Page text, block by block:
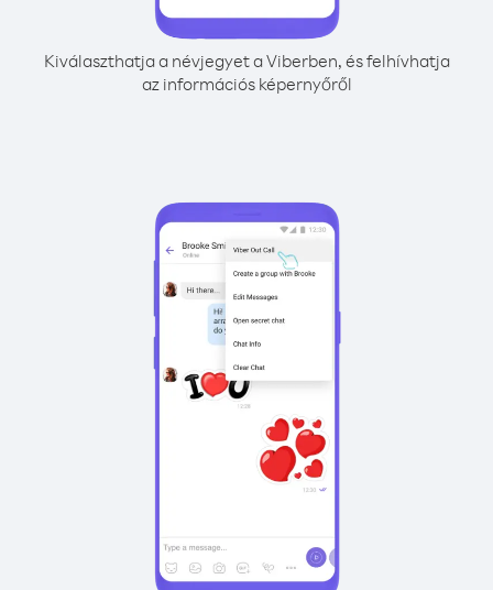
Kiválaszthatja a névjegyet a Viberben, és felhívhatja
az információs képernyőről